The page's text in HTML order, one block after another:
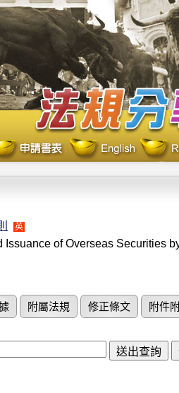
英
of Overseas Securities
附屬法規 修正條文 附件